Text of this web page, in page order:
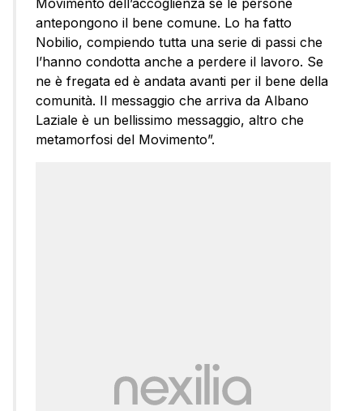
antepongono il bene comune. Lo ha fatto
Nobilio, compiendo tutta una serie di passi che
l’hanno condotta anche a perdere il lavoro. Se
ne è fregata ed è andata avanti per il bene della
comunità. Il messaggio che arriva da Albano
Laziale è un bellissimo messaggio, altro che
metamorfosi del Movimento”.